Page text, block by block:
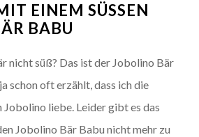
EINEM SÜSSEN J
BABU
nicht süß? Das ist der Jobolino Bär
schon oft erzählt, dass ich die
liebe. Leider gibt es das
Jobolino Bär Babu nicht mehr zu